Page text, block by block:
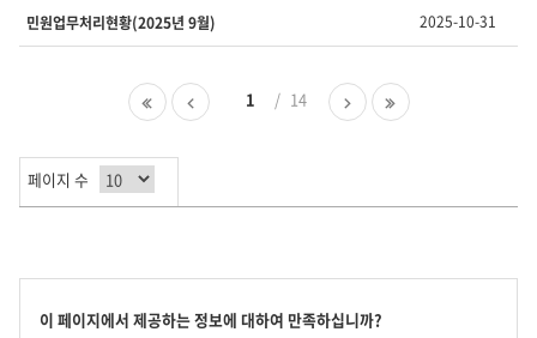
록
를
제
공
다.
민원업무처리현황(2025년 9월) 2025-10-31
첫
페
이
전
1 14
다
음
마
지
지
페이지 수
콘
이 페이지에서 제공하는 정보에 대하여 만족하십니까?